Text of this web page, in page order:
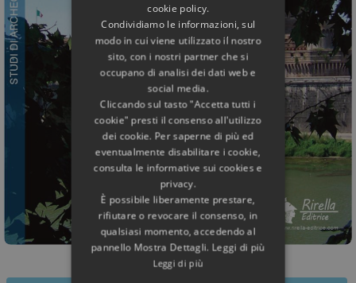
cookie policy.
Condividiamo le informazioni, sul
modo in cui viene utilizzato il nostro
sito, con i nostri partner che si
occupano di analisi dei dati web e
social media.
Cliccando sul tasto "Accetta tutti i
cookie" presti il consenso all'utilizzo
dei cookie. Per saperne di più ed
eventualmente disabilitare i cookie,
consulta le informative sui cookies e
privacy.
È possibile liberamente prestare,
rifiutare o revocare il consenso, in
qualsiasi momento, accedendo al
pannello Mostra Dettagli. Leggi di più
Leggi di più